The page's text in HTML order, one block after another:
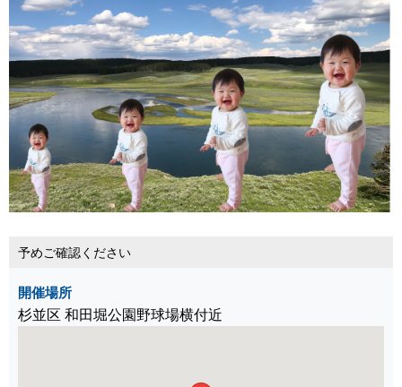
予めご確認ください
開催場所
杉並区 和田堀公園野球場横付近